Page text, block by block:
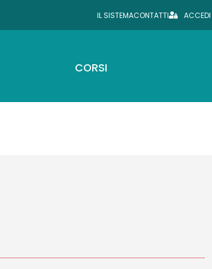
IL SISTEMACONTATTI ACCEDI
CORSI